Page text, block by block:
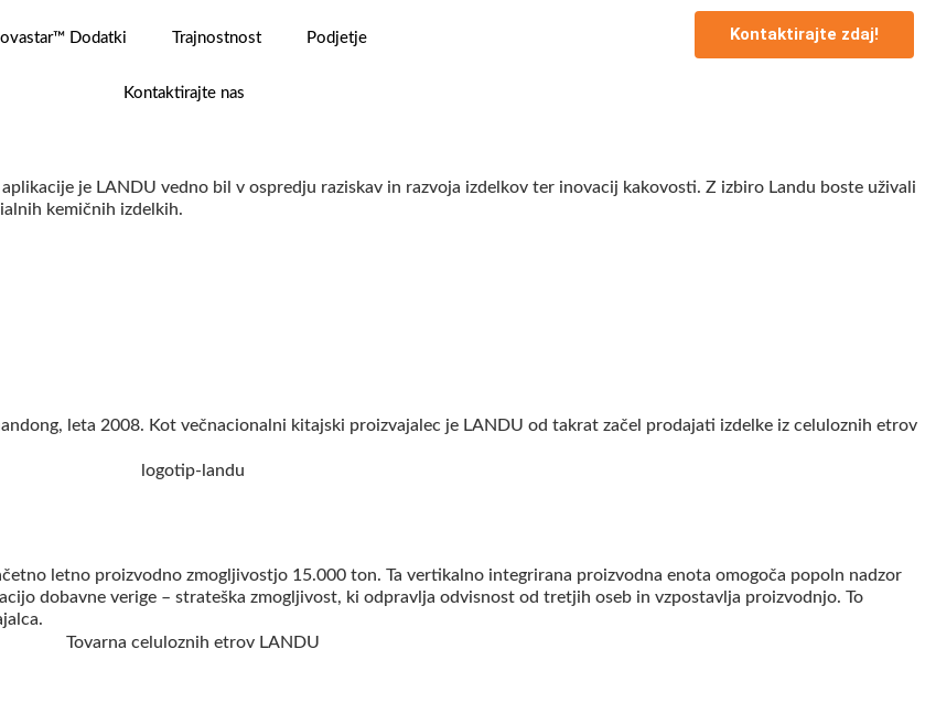
Dodatki Trajnostnost Podjetje
Kontaktirajte nas
Kontaktirajte zdaj!
je LANDU vedno bil v ospredju raziskav in razvoja izdelkov ter inovacij kakovosti. Z izbiro Landu boste uživali
kemičnih izdelkih.
leta 2008. Kot večnacionalni kitajski proizvajalec je LANDU od takrat začel prodajati izdelke iz celuloznih etrov
letno proizvodno zmogljivostjo 15.000 ton. Ta vertikalno integrirana proizvodna enota omogoča popoln nadzor
dobavne verige – strateška zmogljivost, ki odpravlja odvisnost od tretjih oseb in vzpostavlja proizvodnjo. To